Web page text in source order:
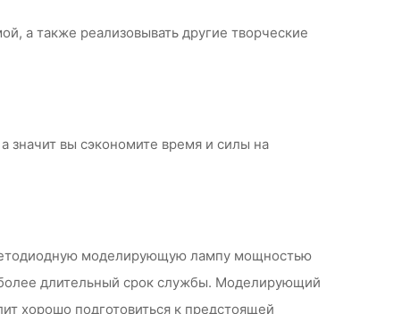
а также реализовывать другие творческие
значит вы сэкономите время и силы на
моделирующую лампу мощностью
более длительный срок службы. Моделирующий
хорошо подготовиться к предстоящей